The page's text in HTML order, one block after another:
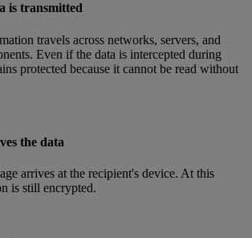
is transmitted
travels across networks, servers, and
Even if the data is intercepted during
protected because it cannot be read without
the data
arrives at the recipient's device. At this
is still encrypted.